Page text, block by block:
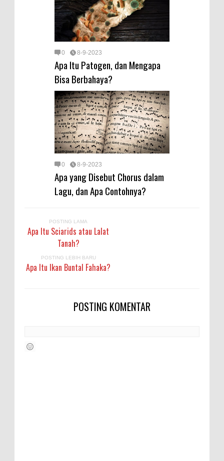
0 8-9-2023
Apa Itu Patogen, dan Mengapa
Bisa Berbahaya?
0 8-9-2023
Apa yang Disebut Chorus dalam
Lagu, dan Apa Contohnya?
POSTING LAMA
Apa Itu Sciarids atau Lalat
Tanah?
POSTING LEBIH BARU
Apa Itu Ikan Buntal Fahaka?
POSTING KOMENTAR